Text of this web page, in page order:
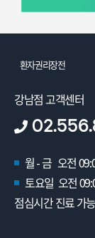
환자권리장전
강남점 고객센터
월 - 금 오전
토요일 오전
점심시간 진료 가